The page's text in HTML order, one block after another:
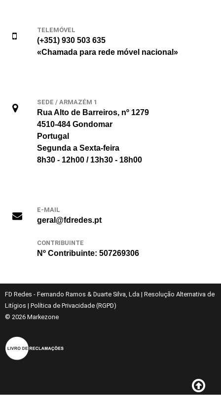
TELEMÓVEL
(+351) 930 503 635
«Chamada para rede móvel nacional»
SEDE / ARMAZÉM 1
Rua Alto de Barreiros, nº 1279
4510-484 Gondomar
Portugal
Segunda a Sexta-feira
8h30 - 12h00 / 13h30 - 18h00
E-MAIL
geral@fdredes.pt
CONTRIBUINTE
Nº Contribuinte: 507269306
FD Redes - Fernando Ramos & Duarte Silva, Lda | Resolução Alternativa de
Litígios | Política de Privacidade (RGPD)
© 2026 Markezone